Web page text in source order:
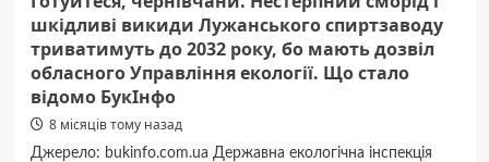
шкідливі викиди Лужанського спиртзаводу
триватимуть до 2032 року, бо мають дозвіл
обласного Управління екології. Що стало
відомо БукІнфо
8 місяців тому назад
Джерело: bukinfo.com.ua Державна екологічна інспекція